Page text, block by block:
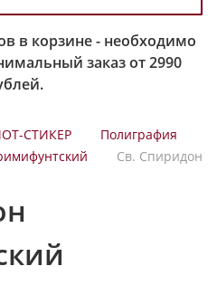
в корзине - необходимо
заказ от 2990
СТИКЕР
Полиграфия
Св. Спиридон